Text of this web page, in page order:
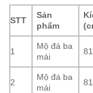
STT
Sản
phẩm
1
Mộ đá ba
mái
2
Mộ đá ba
mái